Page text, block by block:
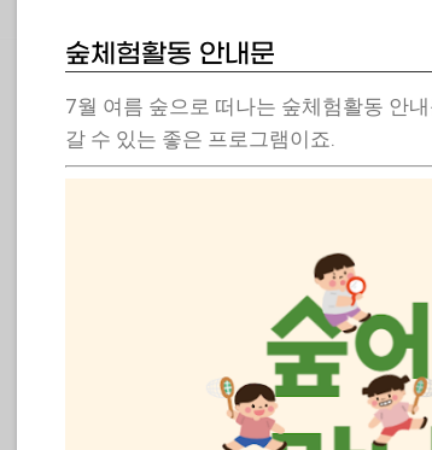
숲체험활동 안내문
7월 여름 숲으로 떠나는 숲체험활동 안
갈 수 있는 좋은 프로그램이죠.